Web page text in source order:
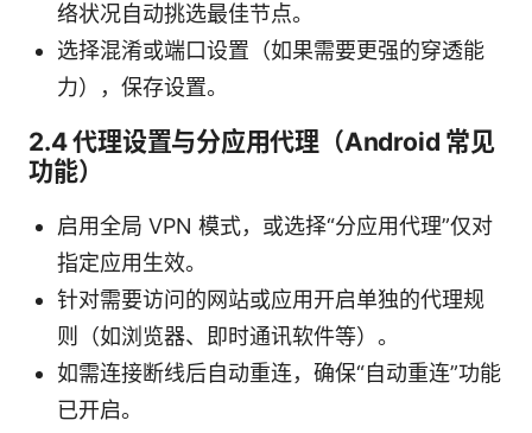
络状况自动挑选最佳节点。
选择混淆或端口设置（如果需要更强的穿透能
力），保存设置。
2.4 代理设置与分应用代理（Android 常见
功能）
启用全局 VPN 模式，或选择“分应用代理”仅对
指定应用生效。
针对需要访问的网站或应用开启单独的代理规
则（如浏览器、即时通讯软件等）。
如需连接断线后自动重连，确保“自动重连”功能
已开启。